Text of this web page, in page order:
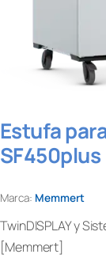
Estufa
SF450plus
Marca: Memmert
TwinDISPLAY y
[Memmert]